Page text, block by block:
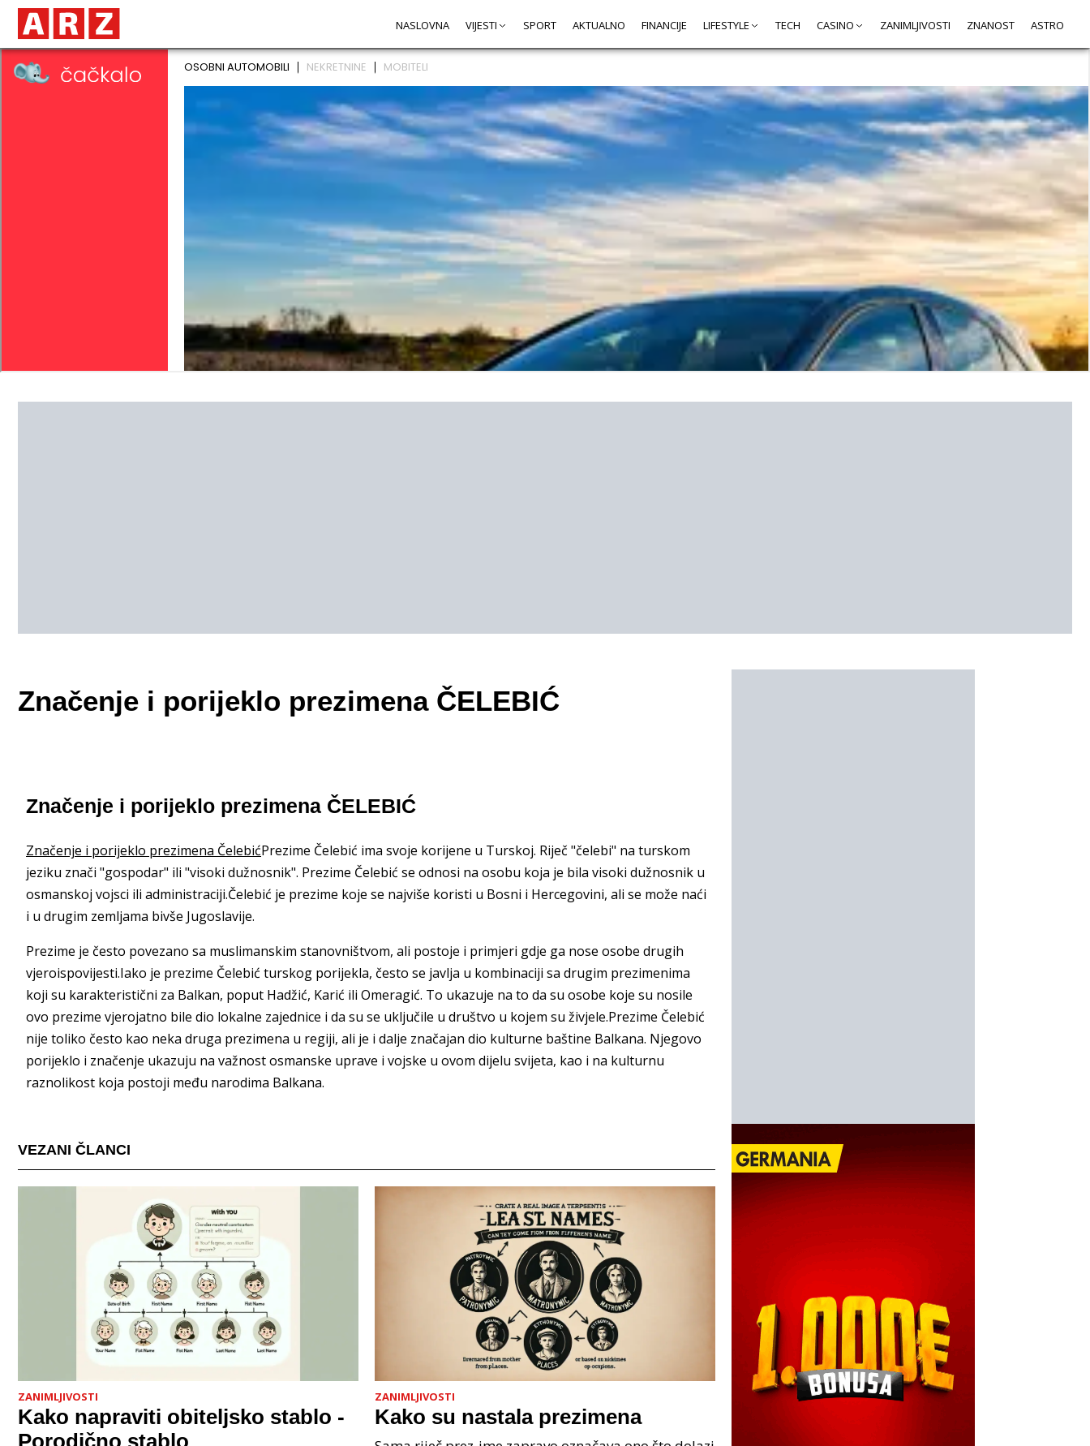
NASLOVNA VIJESTI SPORT AKTUALNO FINANCIJE LIFESTYLE TECH CASINO ZANIMLJIVOSTI ZNANOST ASTRO
Značenje i porijeklo prezimena ČELEBIĆ
Značenje i porijeklo prezimena ČELEBIĆ
Značenje i porijeklo prezimena ČelebićPrezime Čelebić ima svoje korijene u Turskoj. Riječ "čelebi" na turskom
jeziku znači "gospodar" ili "visoki dužnosnik". Prezime Čelebić se odnosi na osobu koja je bila visoki dužnosnik u
osmanskoj vojsci ili administraciji.Čelebić je prezime koje se najviše koristi u Bosni i Hercegovini, ali se može naći
i u drugim zemljama bivše Jugoslavije.
Prezime je često povezano sa muslimanskim stanovništvom, ali postoje i primjeri gdje ga nose osobe drugih
vjeroispovijesti.Iako je prezime Čelebić turskog porijekla, često se javlja u kombinaciji sa drugim prezimenima
koji su karakteristični za Balkan, poput Hadžić, Karić ili Omeragić. To ukazuje na to da su osobe koje su nosile
ovo prezime vjerojatno bile dio lokalne zajednice i da su se uključile u društvo u kojem su živjele.Prezime Čelebić
nije toliko često kao neka druga prezimena u regiji, ali je i dalje značajan dio kulturne baštine Balkana. Njegovo
porijeklo i značenje ukazuju na važnost osmanske uprave i vojske u ovom dijelu svijeta, kao i na kulturnu
raznolikost koja postoji među narodima Balkana.
VEZANI ČLANCI
ZANIMLJIVOSTI
Kako napraviti obiteljsko stablo -
Porodično stablo
ZANIMLJIVOSTI
Kako su nastala prezimena